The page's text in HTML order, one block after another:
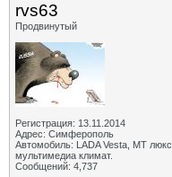
rvs63
Продвинутый
Регистрация: 13.11.2014
Адрес: Симферополь
Автомобиль: LADA Vesta, МТ люкс
мультимедиа климат.
Сообщений: 4,737